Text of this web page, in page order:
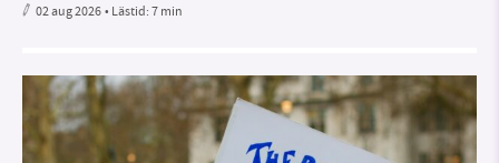
02 aug 2026• Lästid:7 min